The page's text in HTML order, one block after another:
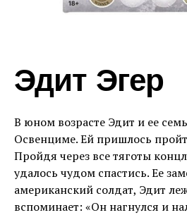
Эдит Эгер
В юном возрасте Эдит и ее
Освенциме. Ей пришлось
Пройдя через все тяготы
удалось чудом спастись. Ее
американский солдат, Эдит
вспоминает: «Он нагнулся и